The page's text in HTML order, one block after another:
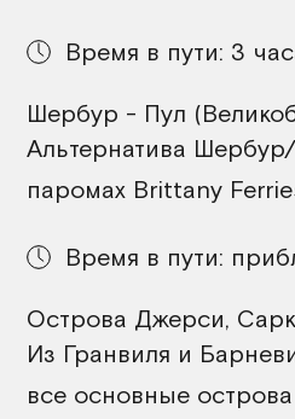
Время в пути: 3
Шербур - Пул
Альтернатива
паромах Brittany
Время в пути:
Острова Джерси,
Из Гранвиля и
все основные